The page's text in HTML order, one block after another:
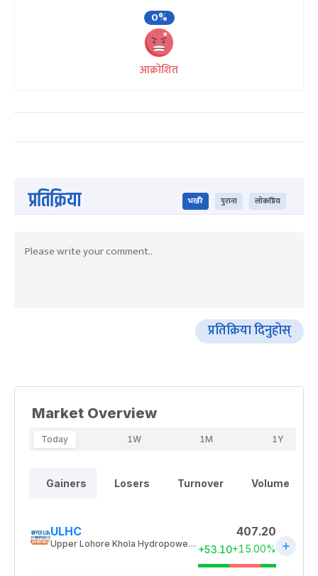
0%
आक्रोशित
प्रतिक्रिया भर्खरै पुराना लोकप्रिय
प्रतिक्रिया दिनुहोस्